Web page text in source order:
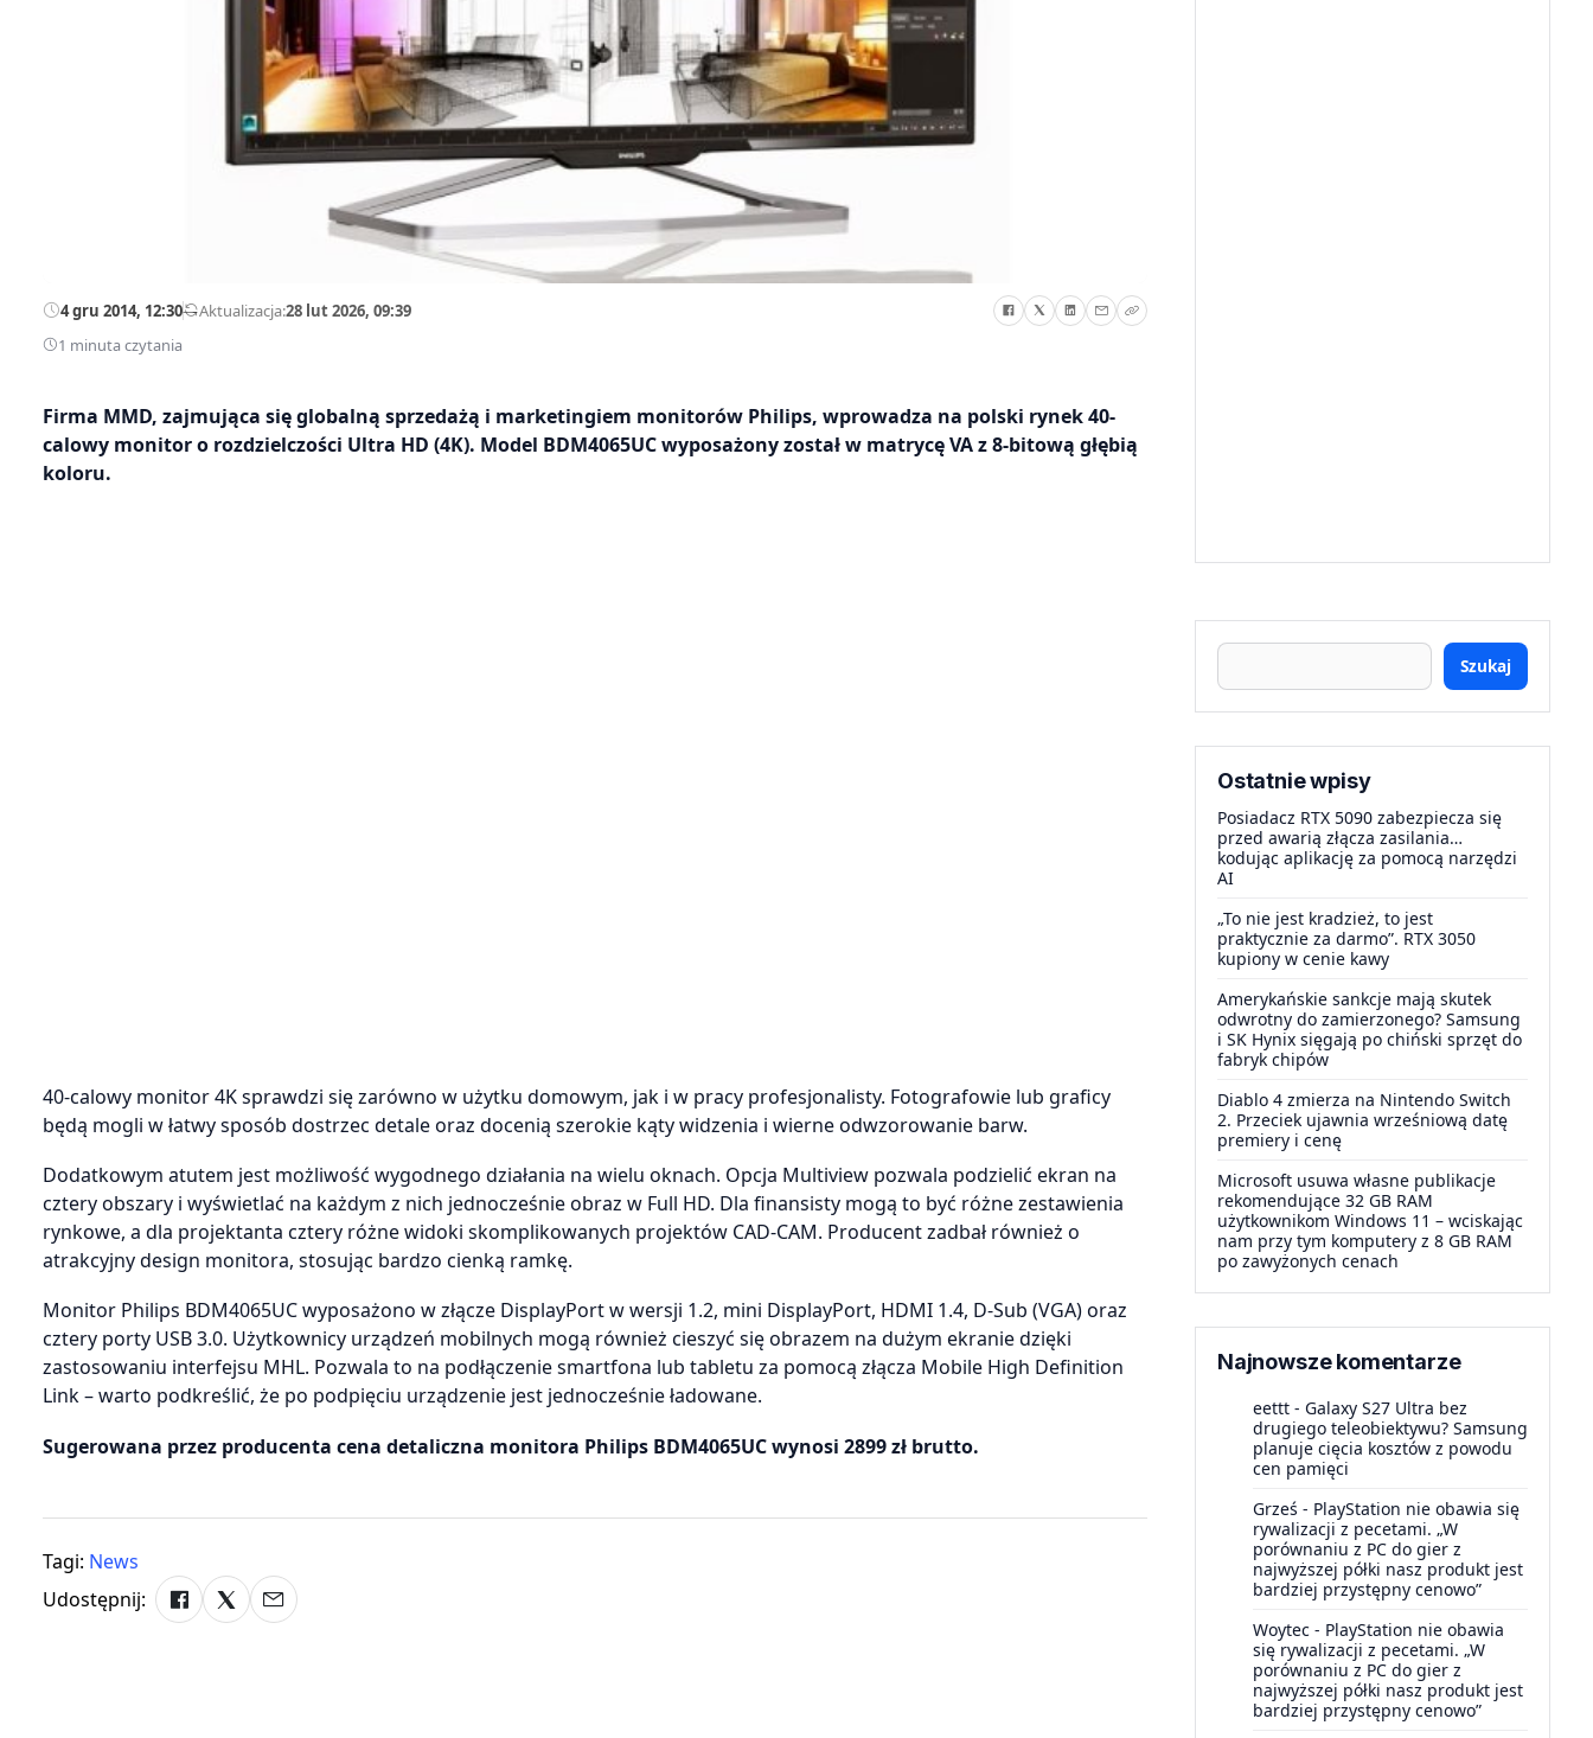
4 gru 2014, 12:30—Aktualizacja:28 lut 2026, 09:39
1 minuta czytania
Firma MMD, zajmująca się globalną sprzedażą i marketingiem monitorów Philips, wprowadza na polski rynek 40-
calowy monitor o rozdzielczości Ultra HD (4K). Model BDM4065UC wyposażony został w matrycę VA z 8-bitową głębią
koloru.
40-calowy monitor 4K sprawdzi się zarówno w użytku domowym, jak i w pracy profesjonalisty. Fotografowie lub graficy
będą mogli w łatwy sposób dostrzec detale oraz docenią szerokie kąty widzenia i wierne odwzorowanie barw.
Dodatkowym atutem jest możliwość wygodnego działania na wielu oknach. Opcja Multiview pozwala podzielić ekran na
cztery obszary i wyświetlać na każdym z nich jednocześnie obraz w Full HD. Dla finansisty mogą to być różne zestawienia
rynkowe, a dla projektanta cztery różne widoki skomplikowanych projektów CAD-CAM. Producent zadbał również o
atrakcyjny design monitora, stosując bardzo cienką ramkę.
Monitor Philips BDM4065UC wyposażono w złącze DisplayPort w wersji 1.2, mini DisplayPort, HDMI 1.4, D-Sub (VGA) oraz
cztery porty USB 3.0. Użytkownicy urządzeń mobilnych mogą również cieszyć się obrazem na dużym ekranie dzięki
zastosowaniu interfejsu MHL. Pozwala to na podłączenie smartfona lub tabletu za pomocą złącza Mobile High Definition
Link – warto podkreślić, że po podpięciu urządzenie jest jednocześnie ładowane.
Sugerowana przez producenta cena detaliczna monitora Philips BDM4065UC wynosi 2899 zł brutto.
Tagi: News
Udostępnij:
Szukaj
Ostatnie wpisy
Posiadacz RTX 5090 zabezpiecza się
przed awarią złącza zasilania…
kodując aplikację za pomocą narzędzi
AI
„To nie jest kradzież, to jest
praktycznie za darmo”. RTX 3050
kupiony w cenie kawy
Amerykańskie sankcje mają skutek
odwrotny do zamierzonego? Samsung
i SK Hynix sięgają po chiński sprzęt do
fabryk chipów
Diablo 4 zmierza na Nintendo Switch
2. Przeciek ujawnia wrześniową datę
premiery i cenę
Microsoft usuwa własne publikacje
rekomendujące 32 GB RAM
użytkownikom Windows 11 – wciskając
nam przy tym komputery z 8 GB RAM
po zawyżonych cenach
Najnowsze komentarze
eettt - Galaxy S27 Ultra bez
drugiego teleobiektywu? Samsung
planuje cięcia kosztów z powodu
cen pamięci
Grześ - PlayStation nie obawia się
rywalizacji z pecetami. „W
porównaniu z PC do gier z
najwyższej półki nasz produkt jest
bardziej przystępny cenowo”
Woytec - PlayStation nie obawia
się rywalizacji z pecetami. „W
porównaniu z PC do gier z
najwyższej półki nasz produkt jest
bardziej przystępny cenowo”